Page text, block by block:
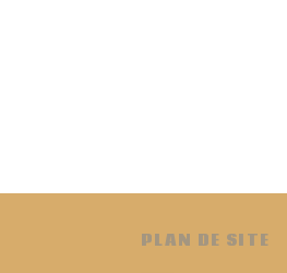
PLAN DE SITE